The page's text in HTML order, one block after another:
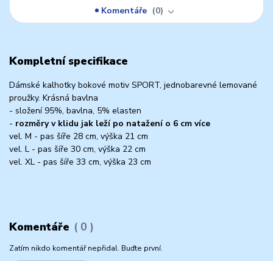
Komentáře
0
Kompletní specifikace
Dámské kalhotky bokové motiv SPORT, jednobarevné lemované
proužky. Krásná bavlna
- složení 95%, bavlna, 5% elasten
- rozměry v klidu jak leží po natažení o 6 cm více
vel. M - pas šíře 28 cm, výška 21 cm
vel. L - pas šíře 30 cm, výška 22 cm
vel. XL - pas šíře 33 cm, výška 23 cm
Komentáře 0
Zatím nikdo komentář nepřidal. Buďte první.